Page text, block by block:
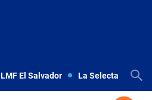
LMF El Salvador La Selecta